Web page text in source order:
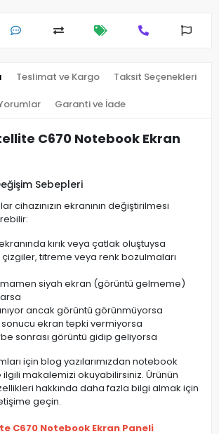
Teslimat ve Kargo Taksit Seçenekleri
Garanti ve İade
C670 Notebook Ekran
Sebepleri
cihazınızın ekranının değiştirilmesi
kırık veya çatlak oluştuysa
titreme veya renk bozulmaları
siyah ekran (görüntü gelmeme)
ancak görüntü görünmüyorsa
sonucu ekran tepki vermiyorsa
sonrası görüntü gidip geliyorsa
için blog yazılarımızdan notebook
ilgili makalemizi okuyabilirsiniz. Ürünün
hakkında daha fazla bilgi almak için
geçin.
C670 Notebook Ekran Paneli